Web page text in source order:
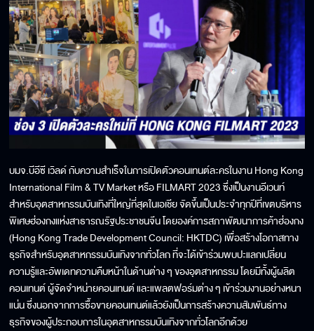
บมจ.บีอีซี เวิลด์ กับความสำเร็จในการเปิดตัวคอนเทนต์ละครในงาน Hong Kong
International Film & TV Market หรือ FILMART 2023 ซึ่งเป็นงานอีเวนท์
สำหรับอุตสาหกรรมบันเทิงที่ใหญ่ที่สุดในเอเชีย จัดขึ้นเป็นประจำทุกปีที่เขตบริหาร
พิเศษฮ่องกงแห่งสาธารณรัฐประชาชนจีน โดยองค์การสภาพัฒนาการค้าฮ่องกง
(Hong Kong Trade Development Council: HKTDC) เพื่อสร้างโอกาสทาง
ธุรกิจสำหรับอุตสาหกรรมบันเทิงจากทั่วโลก ที่จะได้เข้าร่วมพบปะแลกเปลี่ยน
ความรู้และอัพเดทความคืบหน้าในด้านต่าง ๆ ของอุตสาหกรรม โดยมีทั้งผู้ผลิต
คอนเทนต์ ผู้จัดจำหน่ายคอนเทนต์ และแพลตฟอร์มต่าง ๆ เข้าร่วมงานอย่างหนา
แน่น ซึ่งนอกจากการซื้อขายคอนเทนต์แล้วยังเป็นการสร้างความสัมพันธ์ทาง
ธุรกิจของผู้ประกอบการในอุตสาหกรรมบันเทิงจากทั่วโลกอีกด้วย